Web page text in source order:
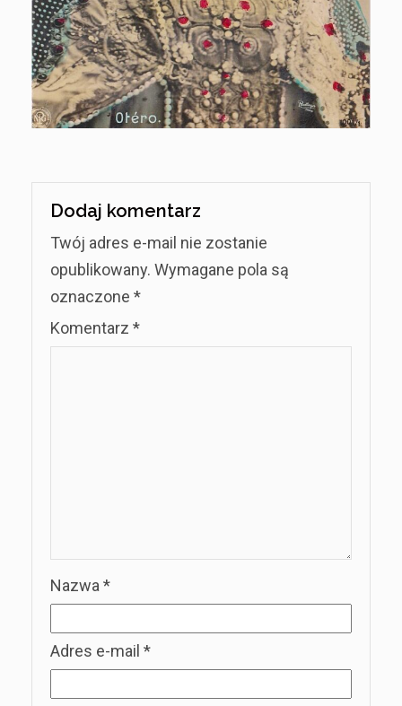
Dodaj komentarz
Twój adres e-mail nie zostanie
opublikowany. Wymagane pola są
oznaczone *
Komentarz *
Nazwa*
Adres e-mail *